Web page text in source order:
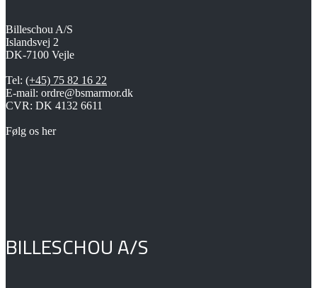
Billeschou A/S
Islandsvej 2
DK-7100 Vejle
Tel: (+45) 75 82 16 22
E-mail: ordre@bsmarmor.dk
CVR: DK 4132 6611
Følg os her
BILLESCHOU A/S